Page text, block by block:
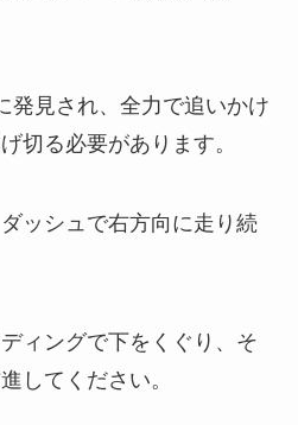
発見され、全力で追いかけ
切る必要があります。
ッシュで右方向に走り続
ィングで下をくぐり、そ
してください。